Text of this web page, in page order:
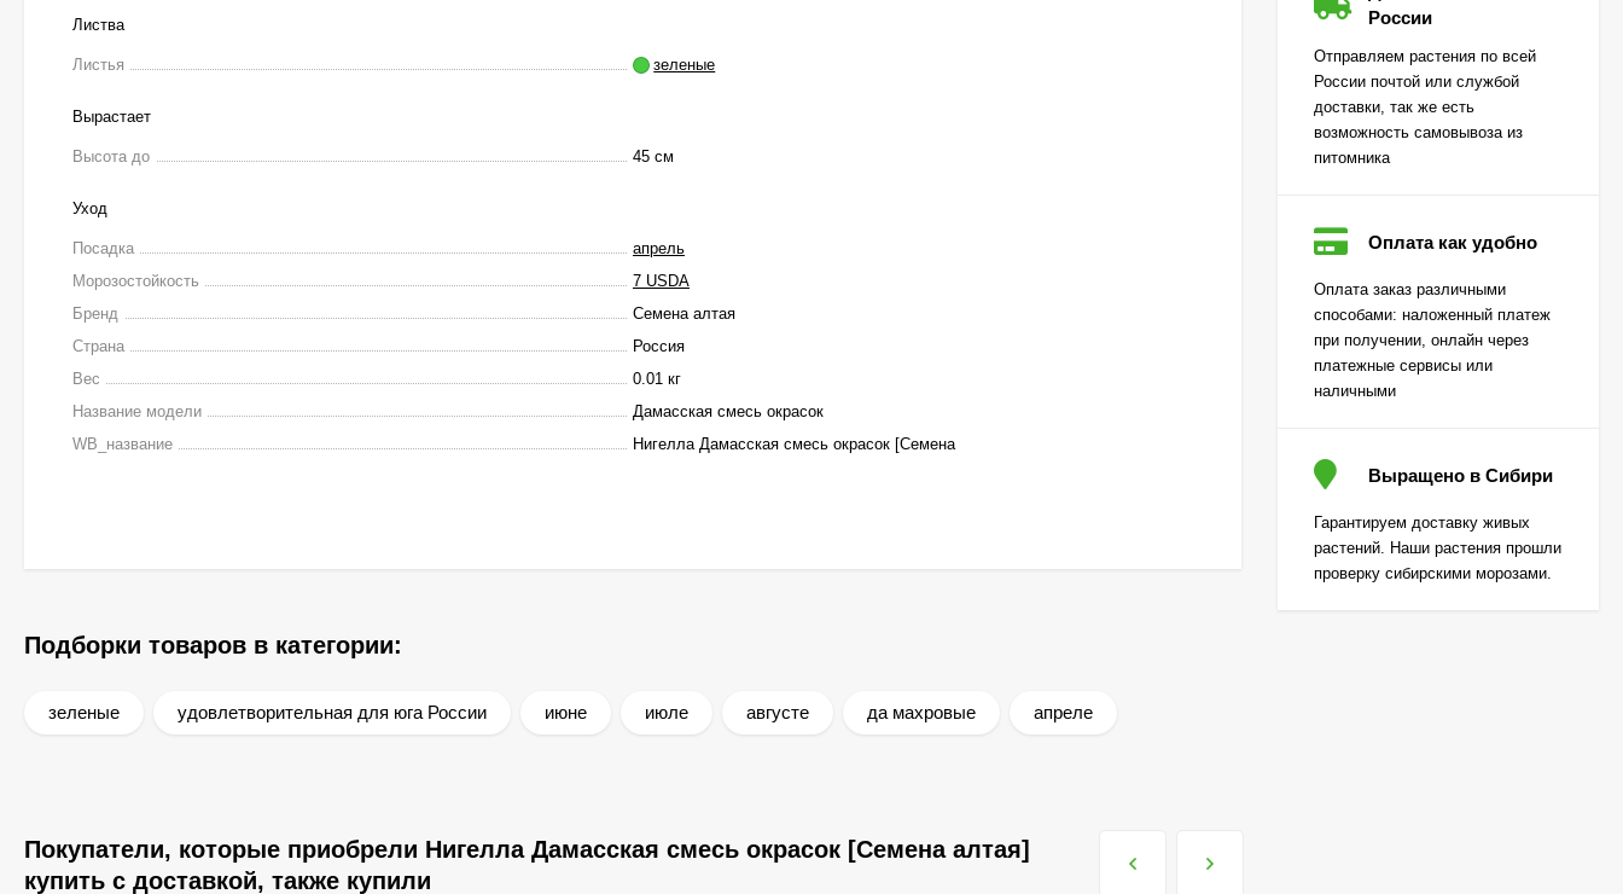
Листва
Листья зеленые
Вырастает
Высота до 45 см
Уход
Посадка
апрель
Морозостойкость
7 USDA
Бренд
Семена алтая
Страна
Россия
Вес
0.01 кг
Название модели
Дамасская смесь окрасок
WB_название
Нигелла Дамасская смесь окрасок [Семена
Подборки товаров в категории:
зеленые удовлетворительная для юга России июне июле августе да махровые апреле
Покупатели, которые приобрели Нигелла Дамасская смесь окрасок [Семена алтая]
купить с доставкой, также купили
360
Гортензия Лаймлайт
(Limelight) метельчатая
Огурец Корюшка
[Семена алтая]
450₽
310₽
колос английская
[Семена алтая]
130₽
России
Отправляем растения по всей
России почтой или службой
доставки, так же есть
возможность самовывоза из
питомника
Оплата как удобно
Оплата заказ различными
способами: наложенный платеж
при получении, онлайн через
платежные сервисы или
наличными
Выращено в Сибири
Гарантируем доставку живых
растений. Наши растения прошли
проверку сибирскими морозами.